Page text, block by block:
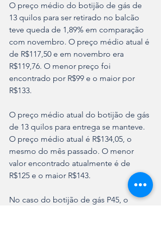
O preço médio do botijão de gás de
13 quilos para ser retirado no balcão
teve queda de 1,89% em comparação
com novembro. O preço médio atual é
de R$117,50 e em novembro era
R$119,76. O menor preço foi
encontrado por R$99 e o maior por
R$133.
O preço médio atual do botijão de gás
de 13 quilos para entrega se manteve.
O preço médio atual é R$134,05, o
mesmo do mês passado. O menor
valor encontrado atualmente é de
R$125 e o maior R$143.
No caso do botijão de gás P45, o